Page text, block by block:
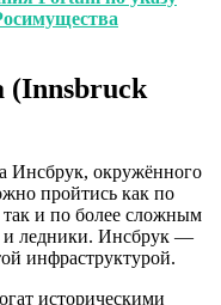
(Innsbruck
Инсбрук, окружённого
пройтись как по
и по более сложным
и ледники. Инсбрук —
инфраструктурой.
историческими